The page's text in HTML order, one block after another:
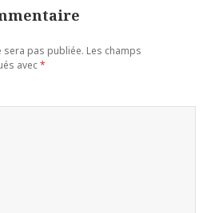
sera pas publiée. Les champs
avec*